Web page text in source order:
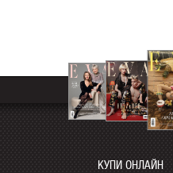
КУПИ ОНЛАЙН